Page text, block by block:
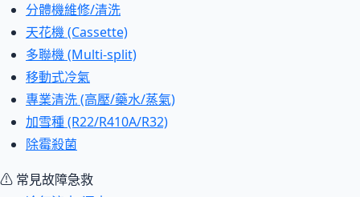
分體機維修/清洗
天花機 (Cassette)
多聯機 (Multi-split)
移動式冷氣
專業清洗 (高壓/藥水/蒸氣)
加雪種 (R22/R410A/R32)
除霉殺菌
⚠ 常見故障急救